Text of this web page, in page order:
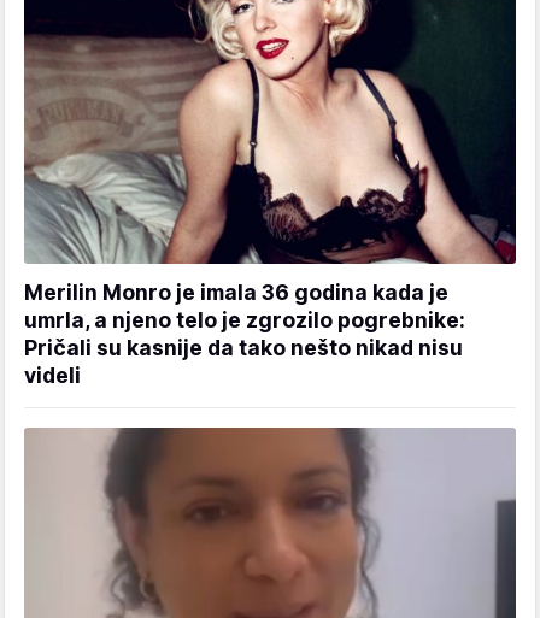
Merilin Monro je imala 36 godina kada je
umrla, a njeno telo je zgrozilo pogrebnike:
Pričali su kasnije da tako nešto nikad nisu
videli